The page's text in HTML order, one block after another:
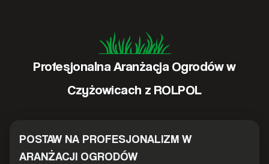
Profesjonalna Aranżacja Ogrodów w
Czyżowicach z ROLPOL
POSTAW NA PROFESJONALIZM W
ARANŻACJI OGRODÓW